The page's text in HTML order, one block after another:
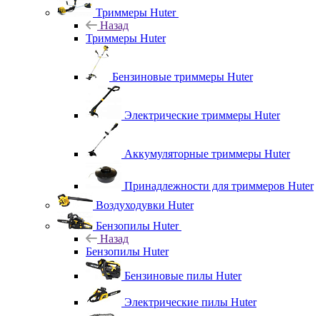
Триммеры Huter
Назад
Триммеры Huter
Бензиновые триммеры Huter
Электрические триммеры Huter
Аккумуляторные триммеры Huter
Принадлежности для триммеров Huter
Воздуходувки Huter
Бензопилы Huter
Назад
Бензопилы Huter
Бензиновые пилы Huter
Электрические пилы Huter